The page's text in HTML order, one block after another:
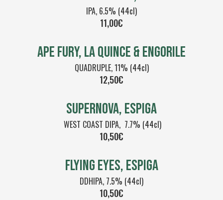
IPA, 6.5% (44cl)
11,00€
APE FURY, LA QUINCE & ENGORILE
QUADRUPLE, 11% (44cl)
12,50€
SUPERNOVA, ESPIGA
WEST COAST DIPA, 7.7% (44cl)
10,50€
FLYING EYES, ESPIGA
DDHIPA, 7.5% (44cl)
10,50€